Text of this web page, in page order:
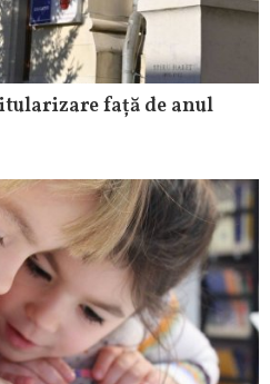
față de anul